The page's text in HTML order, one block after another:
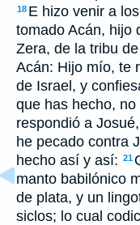
18 E hizo venir a
tomado Acán, hijo
Zera, de la tribu
Acán: Hijo mío, te
de Israel, y
que has hecho,
respondió a
he pecado contra
hecho así y así: 21
manto babilónico
de plata, y un
siclos; lo cual